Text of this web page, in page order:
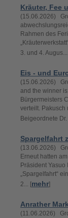
Kräuter, Fee
(15.06.2026)
Rahmen des
3. und 4.
Eis - und
(15.06.2026)
and the winner
Bürgermeisters
verteilt. Pakusch
Beigeordnete Dr.
Spargelfahrt
(13.06.2026)
Erneut hatten
Präsident
„Spargelfahrt“
2... [mehr]
Anrather
(11.06.2026)